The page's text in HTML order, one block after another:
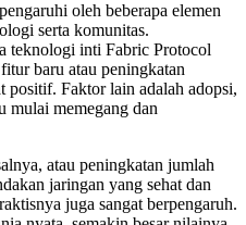
oleh beberapa elemen
serta komunitas.
teknologi inti Fabric Protocol
baru atau peningkatan
positif. Faktor lain adalah adopsi,
mulai memegang dan
atau peningkatan jumlah
jaringan yang sehat dan
juga sangat berpengaruh.